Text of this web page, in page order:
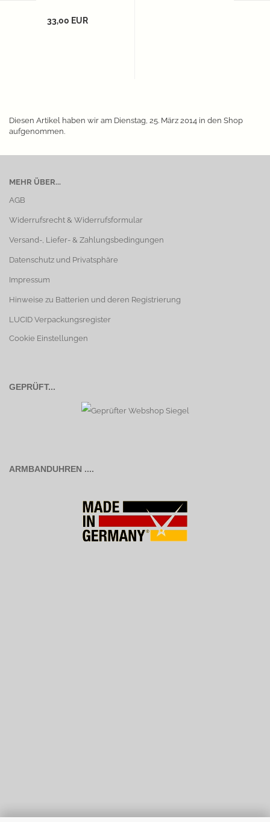
33,00 EUR
Diesen Artikel haben wir am Dienstag, 25. März 2014 in den Shop
aufgenommen.
MEHR ÜBER...
AGB
Widerrufsrecht & Widerrufsformular
Versand-, Liefer- & Zahlungsbedingungen
Datenschutz und Privatsphäre
Impressum
Hinweise zu Batterien und deren Registrierung
LUCID Verpackungsregister
Cookie Einstellungen
GEPRÜFT...
ARMBANDUHREN ....